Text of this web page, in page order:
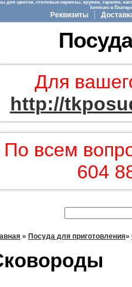
цветов, столовые сервизы, кружки, тарелки,
luminarc в
Реквизиты
Для
http://
По всем
604
» Посуда для приготовления»